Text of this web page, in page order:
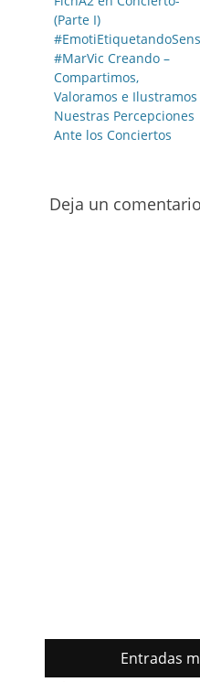
entradas
anterior:
(Parte I)
#MarVic Creando –
Compartimos,
Valoramos e Ilustramos
Nuestras Percepciones
Ante los Conciertos
Deja un comentario
Entradas